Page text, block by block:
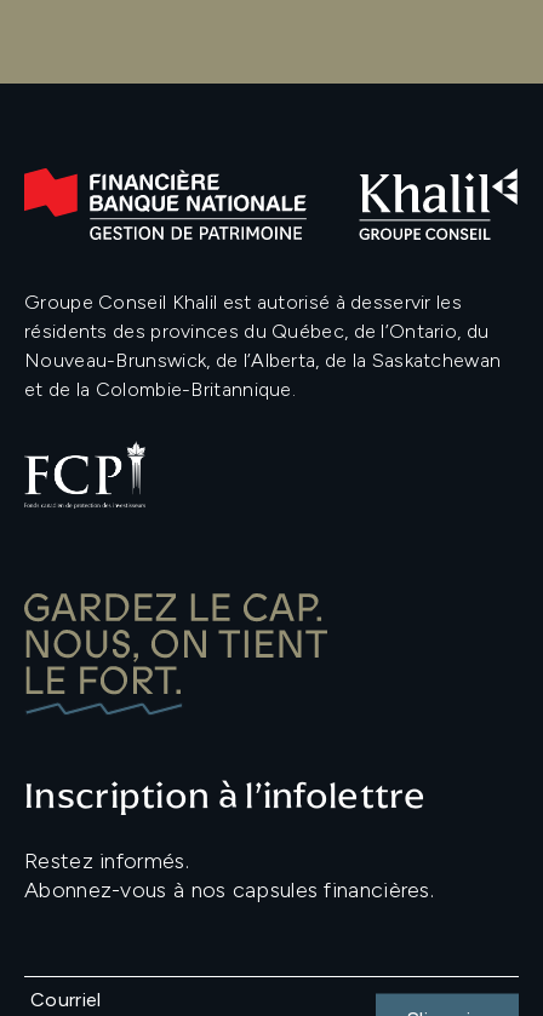
Inscription à l’infolettre
Restez informés.
Abonnez-vous à nos capsules financières.
Courriel
Groupe Conseil Khalil est autorisé à desservir les
résidents des provinces du Québec, de l’Ontario, du
Nouveau-Brunswick, de l’Alberta, de la Saskatchewan
et de la Colombie-Britannique.